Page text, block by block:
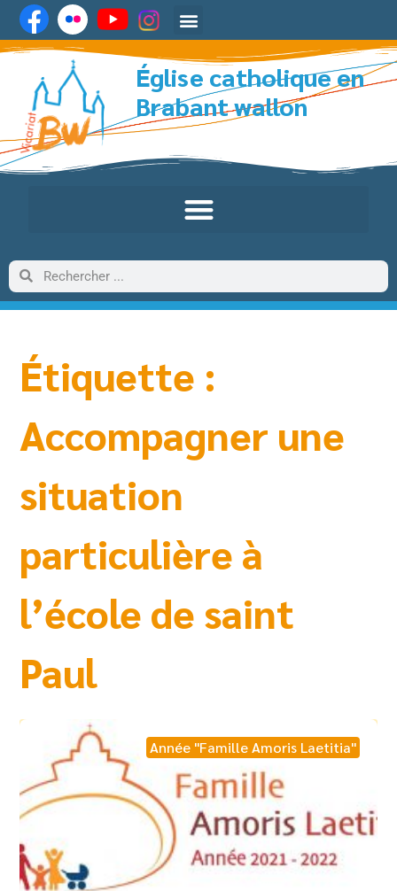
Église catholique en
Brabant wallon
Étiquette :
Accompagner une
situation
particulière à
l’école de saint
Paul
Année "Famille Amoris Laetitia"